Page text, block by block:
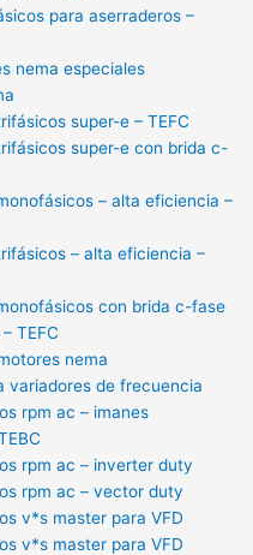
para aserraderos –
nema especiales
super-e – TEFC
super-e con brida c-
– alta eficiencia –
– alta eficiencia –
con brida c-fase
TEFC
nema
variadores de frecuencia
rpm ac – imanes
rpm ac – inverter duty
rpm ac – vector duty
v*s master para VFD
v*s master para VFD